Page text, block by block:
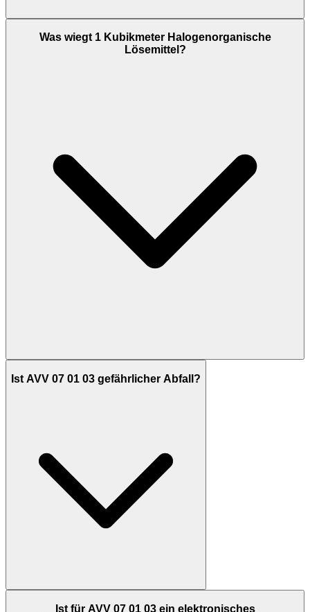
Was wiegt 1 Kubikmeter Halogenorganische
Lösemittel?
Ist AVV 07 01 03 gefährlicher Abfall?
Ist für AVV 07 01 03 ein elektronisches